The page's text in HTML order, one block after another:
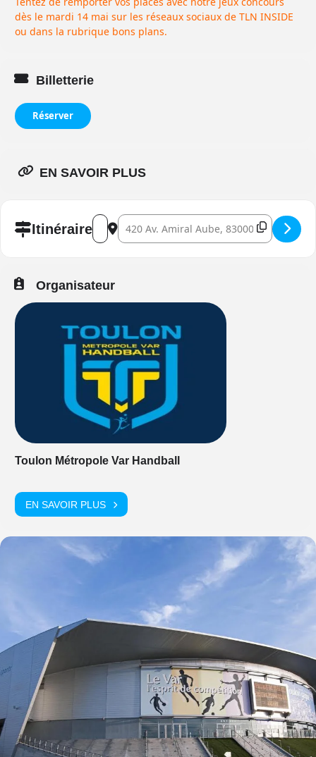
dès le mardi 14 mai sur les réseaux sociaux de TLN INSIDE
ou dans la rubrique bons plans.
Billetterie
Réserver
EN SAVOIR PLUS
ItinéraireAddress - Handball Toulon vs Dijon []
Destination Address - Handball Toulon
Organisateur
Toulon Métropole Var Handball
EN SAVOIR PLUS